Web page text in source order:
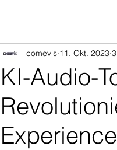
KI-Audio-
Experience
comevis 11. Okt. 2023